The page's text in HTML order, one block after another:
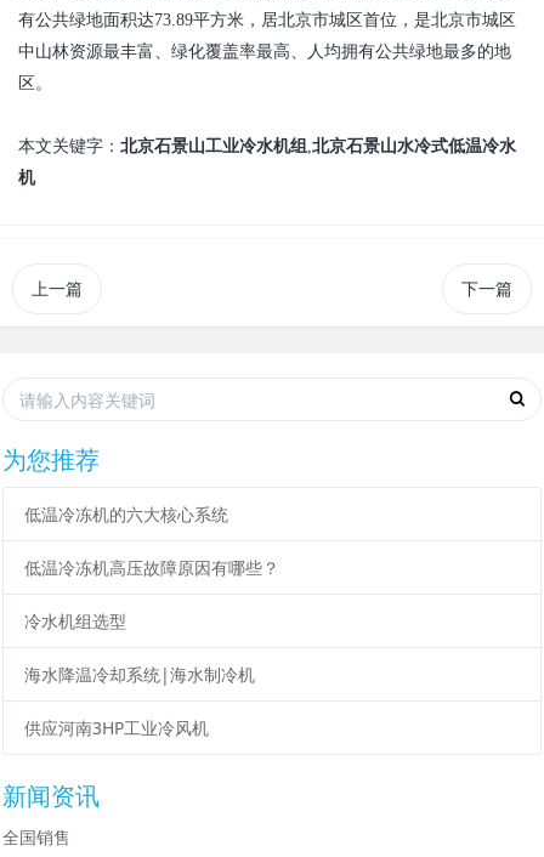
有公共绿地面积达73.89平方米，居北京市城区首位，是北京市城区
中山林资源最丰富、绿化覆盖率最高、人均拥有公共绿地最多的地
区。
本文关键字： 北京石景山工业冷水机组,北京石景山水冷式低温冷水
机
上一篇 下一篇
为您推荐
低温冷冻机的六大核心系统
低温冷冻机高压故障原因有哪些？
冷水机组选型
海水降温冷却系统|海水制冷机
供应河南3HP工业冷风机
新闻资讯
全国销售